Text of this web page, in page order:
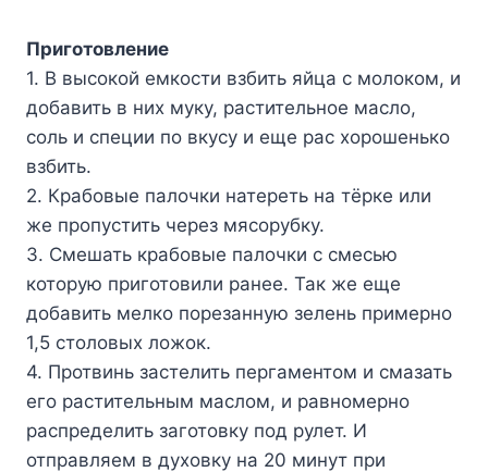
Приготовление
1. В высокой емкости взбить яйца с молоком, и
добавить в них муку, растительное масло,
соль и специи по вкусу и еще рас хорошенько
взбить.
2. Крабовые палочки натереть на тёрке или
же пропустить через мясорубку.
3. Смешать крабовые палочки с смесью
которую приготовили ранее. Так же еще
добавить мелко порезанную зелень примерно
1,5 столовых ложок.
4. Протвинь застелить пергаментом и смазать
его растительным маслом, и равномерно
распределить заготовку под рулет. И
отправляем в духовку на 20 минут при